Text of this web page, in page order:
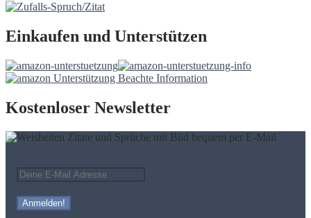
Einkaufen und Unterstützen
Kostenloser Newsletter